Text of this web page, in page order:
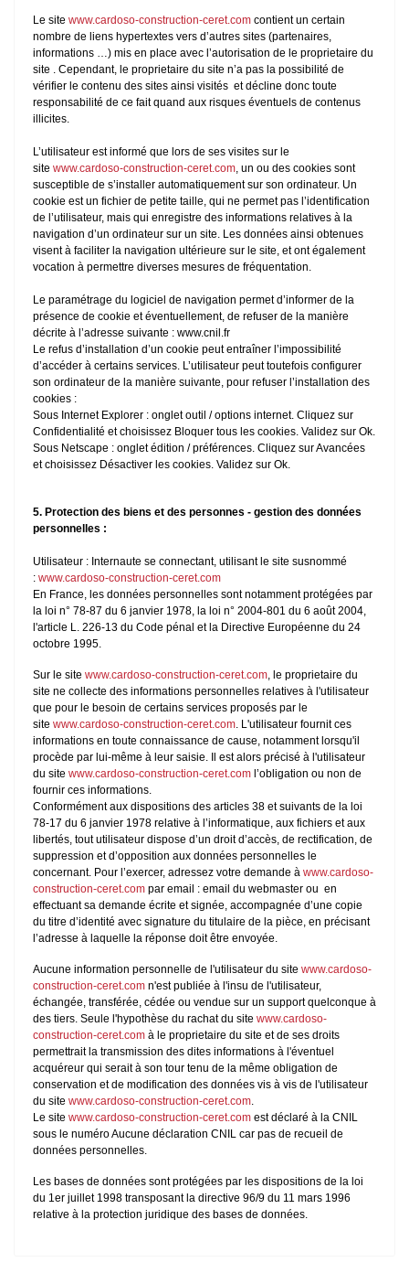
Le site www.cardoso-construction-ceret.com contient un certain
nombre de liens hypertextes vers d’autres sites (partenaires,
informations …) mis en place avec l’autorisation de le proprietaire du
site . Cependant, le proprietaire du site n’a pas la possibilité de
vérifier le contenu des sites ainsi visités et décline donc toute
responsabilité de ce fait quand aux risques éventuels de contenus
illicites.
L’utilisateur est informé que lors de ses visites sur le
site www.cardoso-construction-ceret.com, un ou des cookies sont
susceptible de s’installer automatiquement sur son ordinateur. Un
cookie est un fichier de petite taille, qui ne permet pas l’identification
de l’utilisateur, mais qui enregistre des informations relatives à la
navigation d’un ordinateur sur un site. Les données ainsi obtenues
visent à faciliter la navigation ultérieure sur le site, et ont également
vocation à permettre diverses mesures de fréquentation.
Le paramétrage du logiciel de navigation permet d’informer de la
présence de cookie et éventuellement, de refuser de la manière
décrite à l’adresse suivante : www.cnil.fr
Le refus d’installation d’un cookie peut entraîner l’impossibilité
d’accéder à certains services. L’utilisateur peut toutefois configurer
son ordinateur de la manière suivante, pour refuser l’installation des
cookies :
Sous Internet Explorer : onglet outil / options internet. Cliquez sur
Confidentialité et choisissez Bloquer tous les cookies. Validez sur Ok.
Sous Netscape : onglet édition / préférences. Cliquez sur Avancées
et choisissez Désactiver les cookies. Validez sur Ok.
5. Protection des biens et des personnes - gestion des données
personnelles :
Utilisateur : Internaute se connectant, utilisant le site susnommé
: www.cardoso-construction-ceret.com
En France, les données personnelles sont notamment protégées par
la loi n° 78-87 du 6 janvier 1978, la loi n° 2004-801 du 6 août 2004,
l'article L. 226-13 du Code pénal et la Directive Européenne du 24
octobre 1995.
Sur le site www.cardoso-construction-ceret.com, le proprietaire du
site ne collecte des informations personnelles relatives à l'utilisateur
que pour le besoin de certains services proposés par le
site www.cardoso-construction-ceret.com. L'utilisateur fournit ces
informations en toute connaissance de cause, notamment lorsqu'il
procède par lui-même à leur saisie. Il est alors précisé à l'utilisateur
du site www.cardoso-construction-ceret.com l’obligation ou non de
fournir ces informations.
Conformément aux dispositions des articles 38 et suivants de la loi
78-17 du 6 janvier 1978 relative à l’informatique, aux fichiers et aux
libertés, tout utilisateur dispose d’un droit d’accès, de rectification, de
suppression et d’opposition aux données personnelles le
concernant. Pour l’exercer, adressez votre demande à www.cardoso-
construction-ceret.com par email : email du webmaster ou en
effectuant sa demande écrite et signée, accompagnée d’une copie
du titre d’identité avec signature du titulaire de la pièce, en précisant
l’adresse à laquelle la réponse doit être envoyée.
Aucune information personnelle de l'utilisateur du site www.cardoso-
construction-ceret.com n'est publiée à l'insu de l'utilisateur,
échangée, transférée, cédée ou vendue sur un support quelconque à
des tiers. Seule l'hypothèse du rachat du site www.cardoso-
construction-ceret.com à le proprietaire du site et de ses droits
permettrait la transmission des dites informations à l'éventuel
acquéreur qui serait à son tour tenu de la même obligation de
conservation et de modification des données vis à vis de l'utilisateur
du site www.cardoso-construction-ceret.com.
Le site www.cardoso-construction-ceret.com est déclaré à la CNIL
sous le numéro Aucune déclaration CNIL car pas de recueil de
données personnelles.
Les bases de données sont protégées par les dispositions de la loi
du 1er juillet 1998 transposant la directive 96/9 du 11 mars 1996
relative à la protection juridique des bases de données.